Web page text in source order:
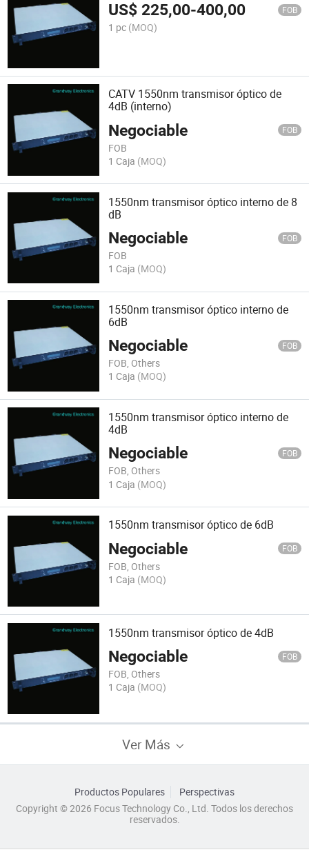
US$225,00-400,00 FOB
1 pc (MOQ)
CATV 1550nm transmisor óptico de
4dB (interno)
Negociable FOB
FOB
1 Caja (MOQ)
1550nm transmisor óptico interno de 8
dB
Negociable FOB
FOB
1 Caja (MOQ)
1550nm transmisor óptico interno de
6dB
Negociable FOB
FOB, Others
1 Caja (MOQ)
1550nm transmisor óptico interno de
4dB
Negociable FOB
FOB, Others
1 Caja (MOQ)
1550nm transmisor óptico de 6dB
Negociable FOB
FOB, Others
1 Caja (MOQ)
1550nm transmisor óptico de 4dB
Negociable FOB
FOB, Others
1 Caja (MOQ)
Ver Más
Productos Populares
Perspectivas
Copyright © 2026 Focus Technology Co., Ltd. Todos los derechos
reservados.